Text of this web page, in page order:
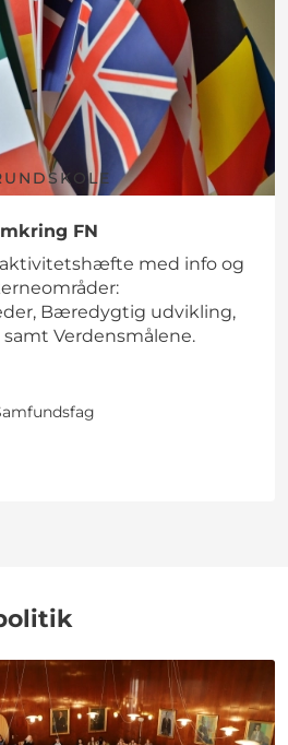
FN
aktivitetshæfte med info og
Bæredygtig udvikling,
Verdensmålene.